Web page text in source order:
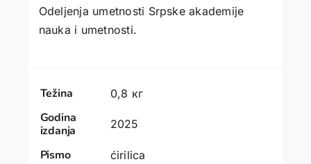
Odeljenja umetnosti Srpske akademije
nauka i umetnosti.
Težina 0,8 кг
Godina
izdanja
2025
Pismo ćirilica